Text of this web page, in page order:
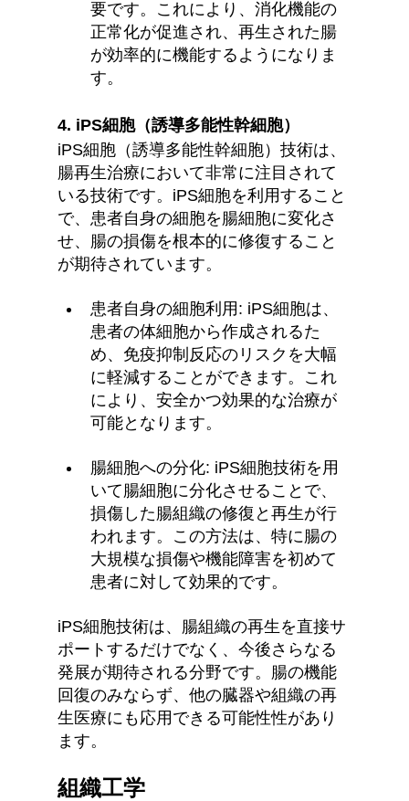
要です。これにより、消化機能の
正常化が促進され、再生された腸
が効率的に機能するようになりま
す。
4. iPS細胞（誘導多能性幹細胞）
iPS細胞（誘導多能性幹細胞）技術は、
腸再生治療において非常に注目されて
いる技術です。iPS細胞を利用すること
で、患者自身の細胞を腸細胞に変化さ
せ、腸の損傷を根本的に修復すること
が期待されています。
患者自身の細胞利用: iPS細胞は、
患者の体細胞から作成されるた
め、免疫抑制反応のリスクを大幅
に軽減することができます。これ
により、安全かつ効果的な治療が
可能となります。
腸細胞への分化: iPS細胞技術を用
いて腸細胞に分化させることで、
損傷した腸組織の修復と再生が行
われます。この方法は、特に腸の
大規模な損傷や機能障害を初めて
患者に対して効果的です。
iPS細胞技術は、腸組織の再生を直接サ
ポートするだけでなく、今後さらなる
発展が期待される分野です。腸の機能
回復のみならず、他の臓器や組織の再
生医療にも応用できる可能性性があり
ます。
組織工学